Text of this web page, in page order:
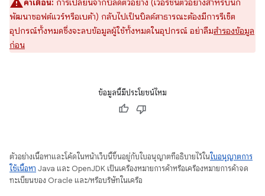
คำเตือน: การเปลี่ยนจากบิลด์ตัวอย่าง (เวอร์ชันตัวอย่างสำหรับนัก
พัฒนาซอฟต์แวร์หรือเบต้า) กลับไปเป็นบิลด์สาธารณะต้องมีการรีเซ็ต
อุปกรณ์ทั้งหมดซึ่งจะลบข้อมูลผู้ใช้ทั้งหมดในอุปกรณ์ อย่าลืมสำรองข้อมูล
ก่อน
ข้อมูลนี้มีประโยชน์ไหม
ตัวอย่างเนื้อหาและโค้ดในหน้าเว็บนี้ขึ้นอยู่กับใบอนุญาตที่อธิบายไว้ในใบอนุญาตการ
ใช้เนื้อหา Java และ OpenJDK เป็นเครื่องหมายการค้าหรือเครื่องหมายการค้าจด
ทะเบียนของ Oracle และ/หรือบริษัทในเครือ